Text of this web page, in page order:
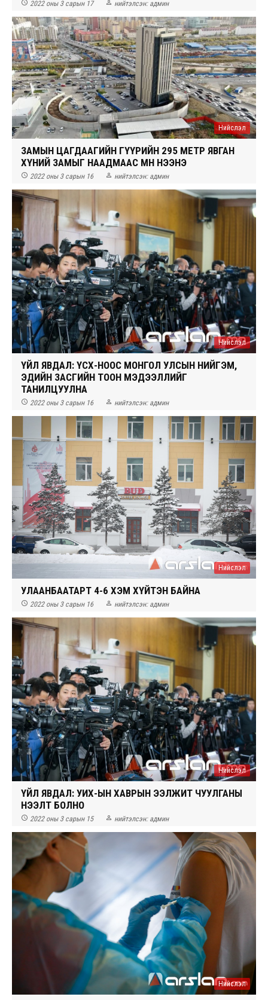
 2022 оны 3 сарын 17  нийтэлсэн: админ
Нийслэл
ЗАМЫН ЦАГДААГИЙН ГҮҮРИЙН 295 МЕТР ЯВГАН
ХҮНИЙ ЗАМЫГ НААДМААС ӨМНӨ НЭЭНЭ
 2022 оны 3 сарын 16  нийтэлсэн: админ
Нийслэл
ҮЙЛ ЯВДАЛ: ҮСХ-НООС МОНГОЛ УЛСЫН НИЙГЭМ,
ЭДИЙН ЗАСГИЙН ТООН МЭДЭЭЛЛИЙГ
ТАНИЛЦУУЛНА
 2022 оны 3 сарын 16  нийтэлсэн: админ
Нийслэл
УЛААНБААТАРТ 4-6 ХЭМ ХҮЙТЭН БАЙНА
 2022 оны 3 сарын 16  нийтэлсэн: админ
Нийслэл
ҮЙЛ ЯВДАЛ: УИХ-ЫН ХАВРЫН ЭЭЛЖИТ ЧУУЛГАНЫ
НЭЭЛТ БОЛНО
 2022 оны 3 сарын 15  нийтэлсэн: админ
Нийслэл